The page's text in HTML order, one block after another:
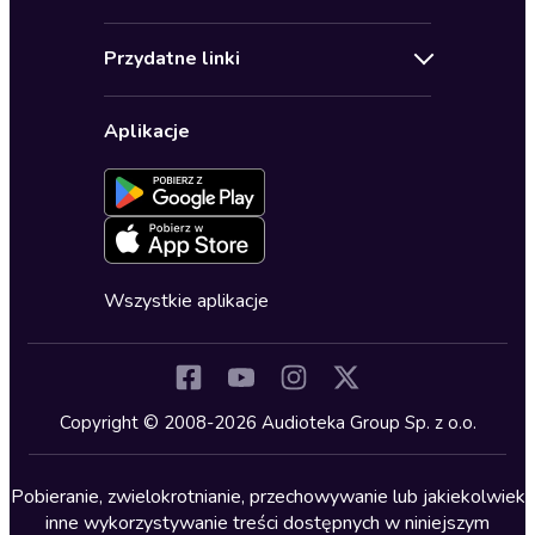
Biznes, marketing, ekonomia
Dla młodzieży
Kryminały
Lektury szkolne
Literatura anglojęzyczna
Ustawienia prywatności
Formularz zgłaszania nielegalnych treści
Deklaracja dostępności
Karnety
Oferta dla firm i bibliotek
Przydatne linki
Dołącz do newslettera
Blog
Zapowiedzi
Cykle audiobooków
Aplikacje
Wszystkie aplikacje
Copyright © 2008-2026 Audioteka Group Sp. z o.o.
Pobieranie, zwielokrotnianie, przechowywanie lub jakiekolwiek
inne wykorzystywanie treści dostępnych w niniejszym